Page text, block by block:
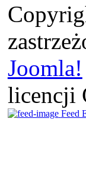
Joomla!
licencji
Feed